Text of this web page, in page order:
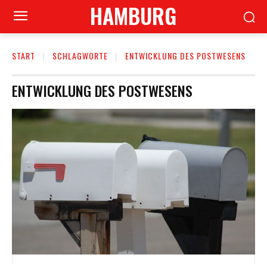
HAMBURG
START SCHLAGWORTE ENTWICKLUNG DES POSTWESENS
ENTWICKLUNG DES POSTWESENS